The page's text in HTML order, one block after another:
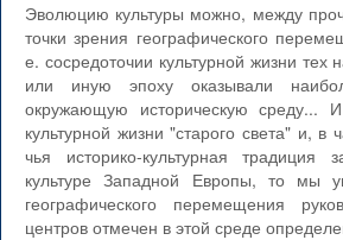
Эволюцию культуры можно, между
точки зрения географического
е. сосредоточии культурной жизни тех
или иную эпоху оказывали
окружающую историческую среду...
культурной жизни "старого света" и, в
чья историко-культурная традиция
культуре Западной Европы, то мы
географического перемещения
центров отмечен в этой среде